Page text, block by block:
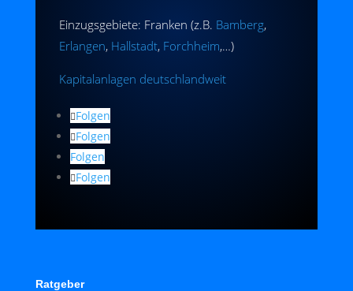
Einzugsgebiete: Franken (z.B. Bamberg,
Erlangen, Hallstadt, Forchheim,…)
Kapitalanlagen deutschlandweit
Folgen
Folgen
Folgen
Folgen
Ratgeber